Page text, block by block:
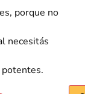
porque no
necesitás